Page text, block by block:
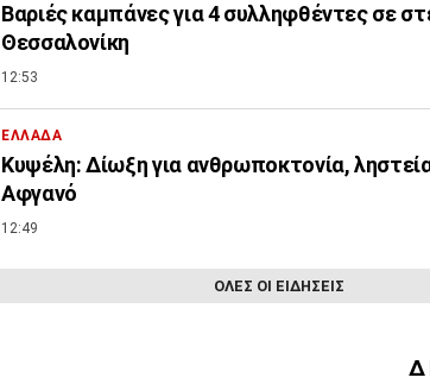
Βαριές καμπάνες για 4 συλληφθέντες σε
Θεσσαλονίκη
12:53
ΕΛΛΑΔΑ
Κυψέλη: Δίωξη για ανθρωποκτονία,
Αφγανό
12:49
ΟΛΕΣ ΟΙ ΕΙΔΗΣΕΙΣ